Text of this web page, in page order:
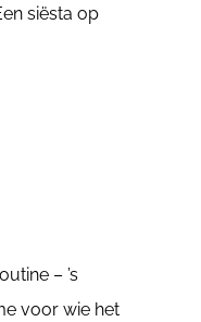
siësta op
– ’s
voor wie het